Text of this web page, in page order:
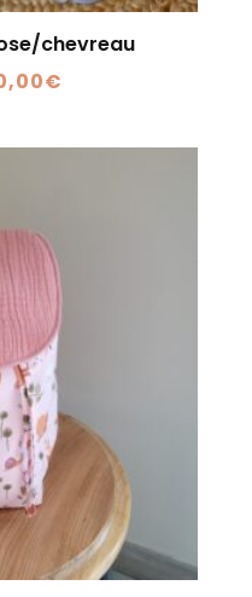
chevreau
:
€
actuel